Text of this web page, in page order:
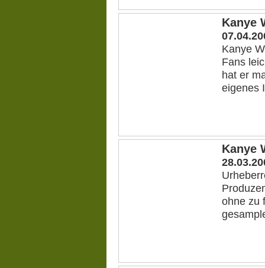
Kanye
Kanye
Fans
hat er
eigenes
Kanye
ohne zu